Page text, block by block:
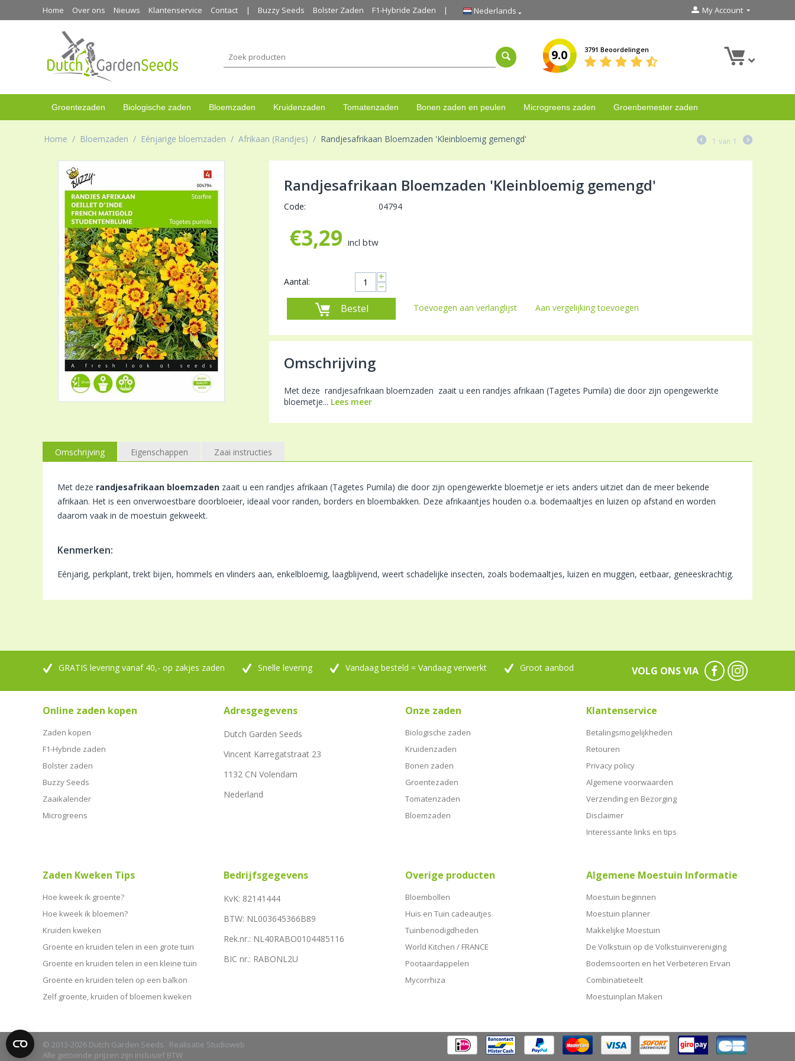
Home Over ons Nieuws Klantenservice Contact Buzzy Seeds Bolster Zaden F1-Hybride Zaden Nederlands My Account
9.0 3791 Beoordelingen
Groentezaden Biologische zaden Bloemzaden Kruidenzaden Tomatenzaden Bonen zaden en peulen Microgreens zaden Groenbemester zaden
Home / Bloemzaden / Eénjarige bloemzaden / Afrikaan (Randjes) / Randjesafrikaan Bloemzaden 'Kleinbloemig gemengd' 1 van 1
Randjesafrikaan Bloemzaden 'Kleinbloemig gemengd'
Code: 04794
€3,29 incl btw
Aantal: +
−
Bestel
Toevoegen aan verlanglijst Aan vergelijking toevoegen
Omschrijving
Met deze randjesafrikaan bloemzaden zaait u een randjes afrikaan (Tagetes Pumila) die door zijn opengewerkte
bloemetje... Lees meer
Omschrijving Eigenschappen Zaai instructies
Met deze randjesafrikaan bloemzaden zaait u een randjes afrikaan (Tagetes Pumila) die door zijn opengewerkte bloemetje er iets anders uitziet dan de meer bekende
afrikaan. Het is een onverwoestbare doorbloeier, ideaal voor randen, borders en bloembakken. Deze afrikaantjes houden o.a. bodemaaltjes en luizen op afstand en worden
daarom vaak in de moestuin gekweekt.
Kenmerken:
Eénjarig, perkplant, trekt bijen, hommels en vlinders aan, enkelbloemig, laagblijvend, weert schadelijke insecten, zoals bodemaaltjes, luizen en muggen, eetbaar, geneeskrachtig.
GRATIS levering vanaf 40,- op zakjes zaden Snelle levering Vandaag besteld = Vandaag verwerkt Groot aanbod VOLG ONS VIA
Online zaden kopen
Zaden kopen
F1-Hybride zaden
Bolster zaden
Buzzy Seeds
Zaaikalender
Microgreens
Adresgegevens
Dutch Garden Seeds
Vincent Karregatstraat 23
1132 CN Volendam
Nederland
Onze zaden
Biologische zaden
Kruidenzaden
Bonen zaden
Groentezaden
Tomatenzaden
Bloemzaden
Klantenservice
Betalingsmogelijkheden
Retouren
Privacy policy
Algemene voorwaarden
Verzending en Bezorging
Disclaimer
Interessante links en tips
Zaden Kweken Tips
Hoe kweek ik groente?
Hoe kweek ik bloemen?
Kruiden kweken
Groente en kruiden telen in een grote tuin
Groente en kruiden telen in een kleine tuin
Groente en kruiden telen op een balkon
Zelf groente, kruiden of bloemen kweken
Bedrijfsgegevens
KvK: 82141444
BTW: NL003645366B89
Rek.nr.: NL40RABO0104485116
BIC nr.: RABONL2U
Overige producten
Bloembollen
Huis en Tuin cadeautjes
Tuinbenodigdheden
World Kitchen / FRANCE
Pootaardappelen
Mycorrhiza
Algemene Moestuin Informatie
Moestuin beginnen
Moestuin planner
Makkelijke Moestuin
De Volkstuin op de Volkstuinvereniging
Bodemsoorten en het Verbeteren Ervan
Combinatieteelt
Moestuinplan Maken
© 2013-2026 Dutch Garden Seeds. Realisatie Studioweb
Alle getoonde prijzen zijn inclusief BTW